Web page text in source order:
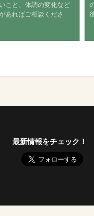
いこと、体調の変化など
があればご相談くださ
最新情報をチェック！